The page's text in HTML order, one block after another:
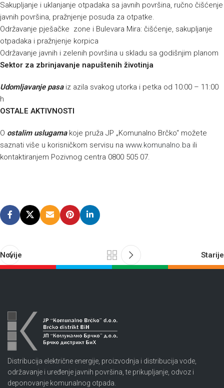
Sakupljanje i uklanjanje otpadaka sa javnih površina, ručno čišćenje
javnih površina, pražnjenje posuda za otpatke.
Održavanje pješačke zone i Bulevara Mira: čišćenje, sakupljanje
otpadaka i pražnjenje korpica
Održavanje javnih i zelenih površina u skladu sa godišnjim planom
Sektor za zbrinjavanje napuštenih životinja
Udomljavanje pasaiz azila svakog utorka i petka od 10:00 – 11:00
h
OSTALE AKTIVNOSTI
O ostalim uslugamakoje pruža JP „Komunalno Brčko“ možete
saznati više u korisničkom servisu na www.komunalno.ba ili
kontaktiranjem Pozivnog centra 0800 505 07.
Novije Starije
Distribucija električne energije, proizvodnja i distribucija vode,
održavanje i uređenje javnih površina, te prikupljanje, odvoz i
deponovanje komunalnog otpada.